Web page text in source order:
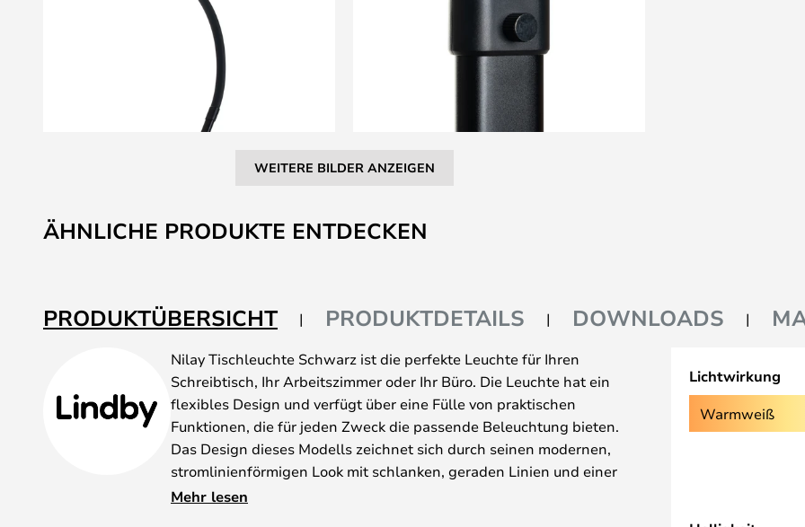
WEITERE BILDER ANZEIGEN
Anfang
der
ÄHNLICHE PRODUKTE ENTDECKEN
PRODUKTÜBERSICHT PRODUKTDETAILS DOWNLOADS
Nilay Tischleuchte Schwarz ist die perfekte Leuchte für Ihren
Schreibtisch, Ihr Arbeitszimmer oder Ihr Büro. Die Leuchte hat ein
flexibles Design und verfügt über eine Fülle von praktischen
Funktionen, die für jeden Zweck die passende Beleuchtung bieten.
Das Design dieses Modells zeichnet sich durch seinen modernen,
stromlinienförmigen Look mit schlanken, geraden Linien und einer
vielseitigen schwarzen Oberfläche aus, die besonders gut in
Mehr lesen
Lichtwirkung
Warmweiß